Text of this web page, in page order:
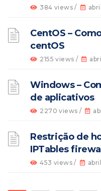
384 views /
CentOS –
centOS
2155 views /
Windows –
de aplicativos
2270 views /
Restrição de
IPTables firewall
453 views /